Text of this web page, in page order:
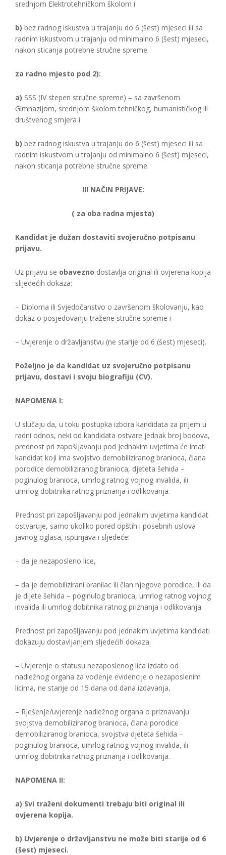
srednjom Elektrotehničkom školom i
b) bez radnog iskustva u trajanju do 6 (šest) mjeseci ili sa
radnim iskustvom u trajanju od minimalno 6 (šest) mjeseci,
nakon sticanja potrebne stručne spreme.
za radno mjesto pod 2):
a) SSS (IV stepen stručne spreme) – sa završenom
Gimnazijom, srednjom školom tehničkog, humanističkog ili
društvenog smjera i
b) bez radnog iskustva u trajanju do 6 (šest) mjeseci ili sa
radnim iskustvom u trajanju od minimalno 6 (šest) mjeseci,
nakon sticanja potrebne stručne spreme.
III NAČIN PRIJAVE:
( za oba radna mjesta)
Kandidat je dužan dostaviti svojeručno potpisanu
prijavu.
Uz prijavu se obavezno dostavlja original ili ovjerena kopija
slijedećih dokaza:
– Diploma ili Svjedočanstvo o završenom školovanju, kao
dokaz o posjedovanju tražene stručne spreme i
– Uvjerenje o državljanstvu (ne starije od 6 (šest) mjeseci).
Poželjno je da kandidat uz svojeručno potpisanu
prijavu, dostavi i svoju biografiju (CV).
NAPOMENA I:
U slučaju da, u toku postupka izbora kandidata za prijem u
radni odnos, neki od kandidata ostvare jednak broj bodova,
prednost pri zapošljavanju pod jednakim uvjetima će imati
kandidat koji ima svojstvo demobiliziranog branioca, člana
porodice demobiliziranog branioca, djeteta šehida –
poginulog branioca, umrlog ratnog vojnog invalida, ili
umrlog dobitnika ratnog priznanja i odlikovanja.
Prednost pri zapošljavanju pod jednakim uvjetima kandidat
ostvaruje, samo ukoliko pored opštih i posebnih uslova
javnog oglasa, ispunjava i sljedeće:
– da je nezaposleno lice,
– da je demobilizirani branilac ili član njegove porodice, ili da
je dijete šehida – poginulog branioca, umrlog ratnog vojnog
invalida ili umrlog dobitnika ratnog priznanja i odlikovanja.
Prednost pri zapošljavanju pod jednakim uvjetima kandidati
dokazuju dostavljanjem sljedećih dokaza:
– Uvjerenje o statusu nezaposlenog lica izdato od
nadležnog organa za vođenje evidencije o nezaposlenim
licima, ne starije od 15 dana od dana izdavanja,
– Rješenje/uvjerenje nadležnog organa o priznavanju
svojstva demobiliziranog branioca, člana porodice
demobiliziranog branioca, svojstva djeteta šehida –
poginulog branioca, umrlog ratnog vojnog invalida, ili
umrlog dobitnika ratnog priznanja i odlikovanja.
NAPOMENA II:
a) Svi traženi dokumenti trebaju biti original ili
ovjerena kopija.
b) Uvjerenje o državljanstvu ne može biti starije od 6
(šest) mjeseci.